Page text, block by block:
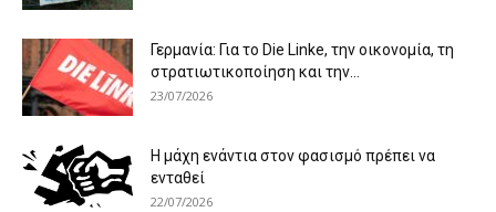
Γερμανία: Για το Die Linke, την οικονομία, τη
στρατιωτικοποίηση και την...
23/07/2026
Η μάχη ενάντια στον φασισμό πρέπει να
ενταθεί
22/07/2026